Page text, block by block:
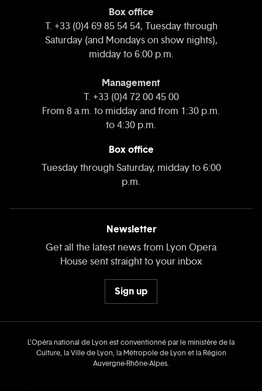
Box office
T. +33 (0)4 69 85 54 54, Tuesday through
Saturday (and Mondays on show nights),
midday to 6:00 p.m.
Management
T. +33 (0)4 72 00 45 00
From 8 a.m. to midday and from 1:30 p.m.
to 4:30 p.m.
Box office
Tuesday through Saturday, midday to 6:00
p.m.
Newsletter
Get all the latest news from Lyon Opera
House sent straight to your inbox
Sign up
L’Opéra national de Lyon est conventionné par le ministère de la
Culture, la Ville de Lyon, la Métropole de Lyon et la Région
Auvergne‑Rhône‑Alpes.